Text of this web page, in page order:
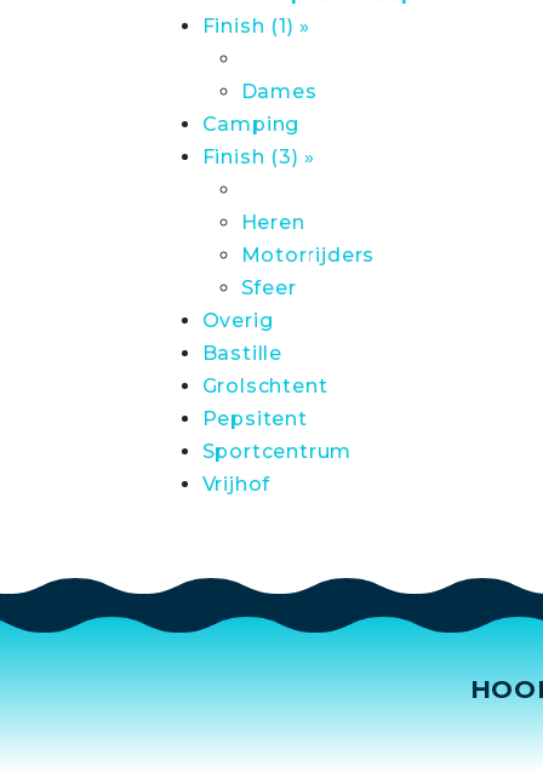
Finish (1) »
Dames
Camping
Finish (3) »
Heren
Motorrijders
Sfeer
Overig
Bastille
Grolschtent
Pepsitent
Sportcentrum
Vrijhof